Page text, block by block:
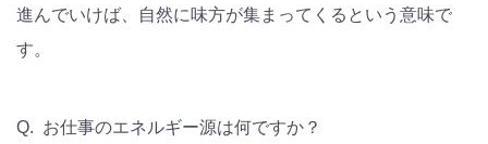
進んでいけば、自然に味方が集まってくるという意味で
す。
Q. お仕事のエネルギー源は何ですか？